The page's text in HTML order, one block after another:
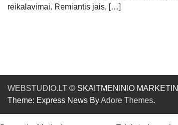
reikalavimai. Remiantis jais, […]
WEBSTUDIO.LT © SKAITMENINIO
Theme: Express News ByAdore Themes.